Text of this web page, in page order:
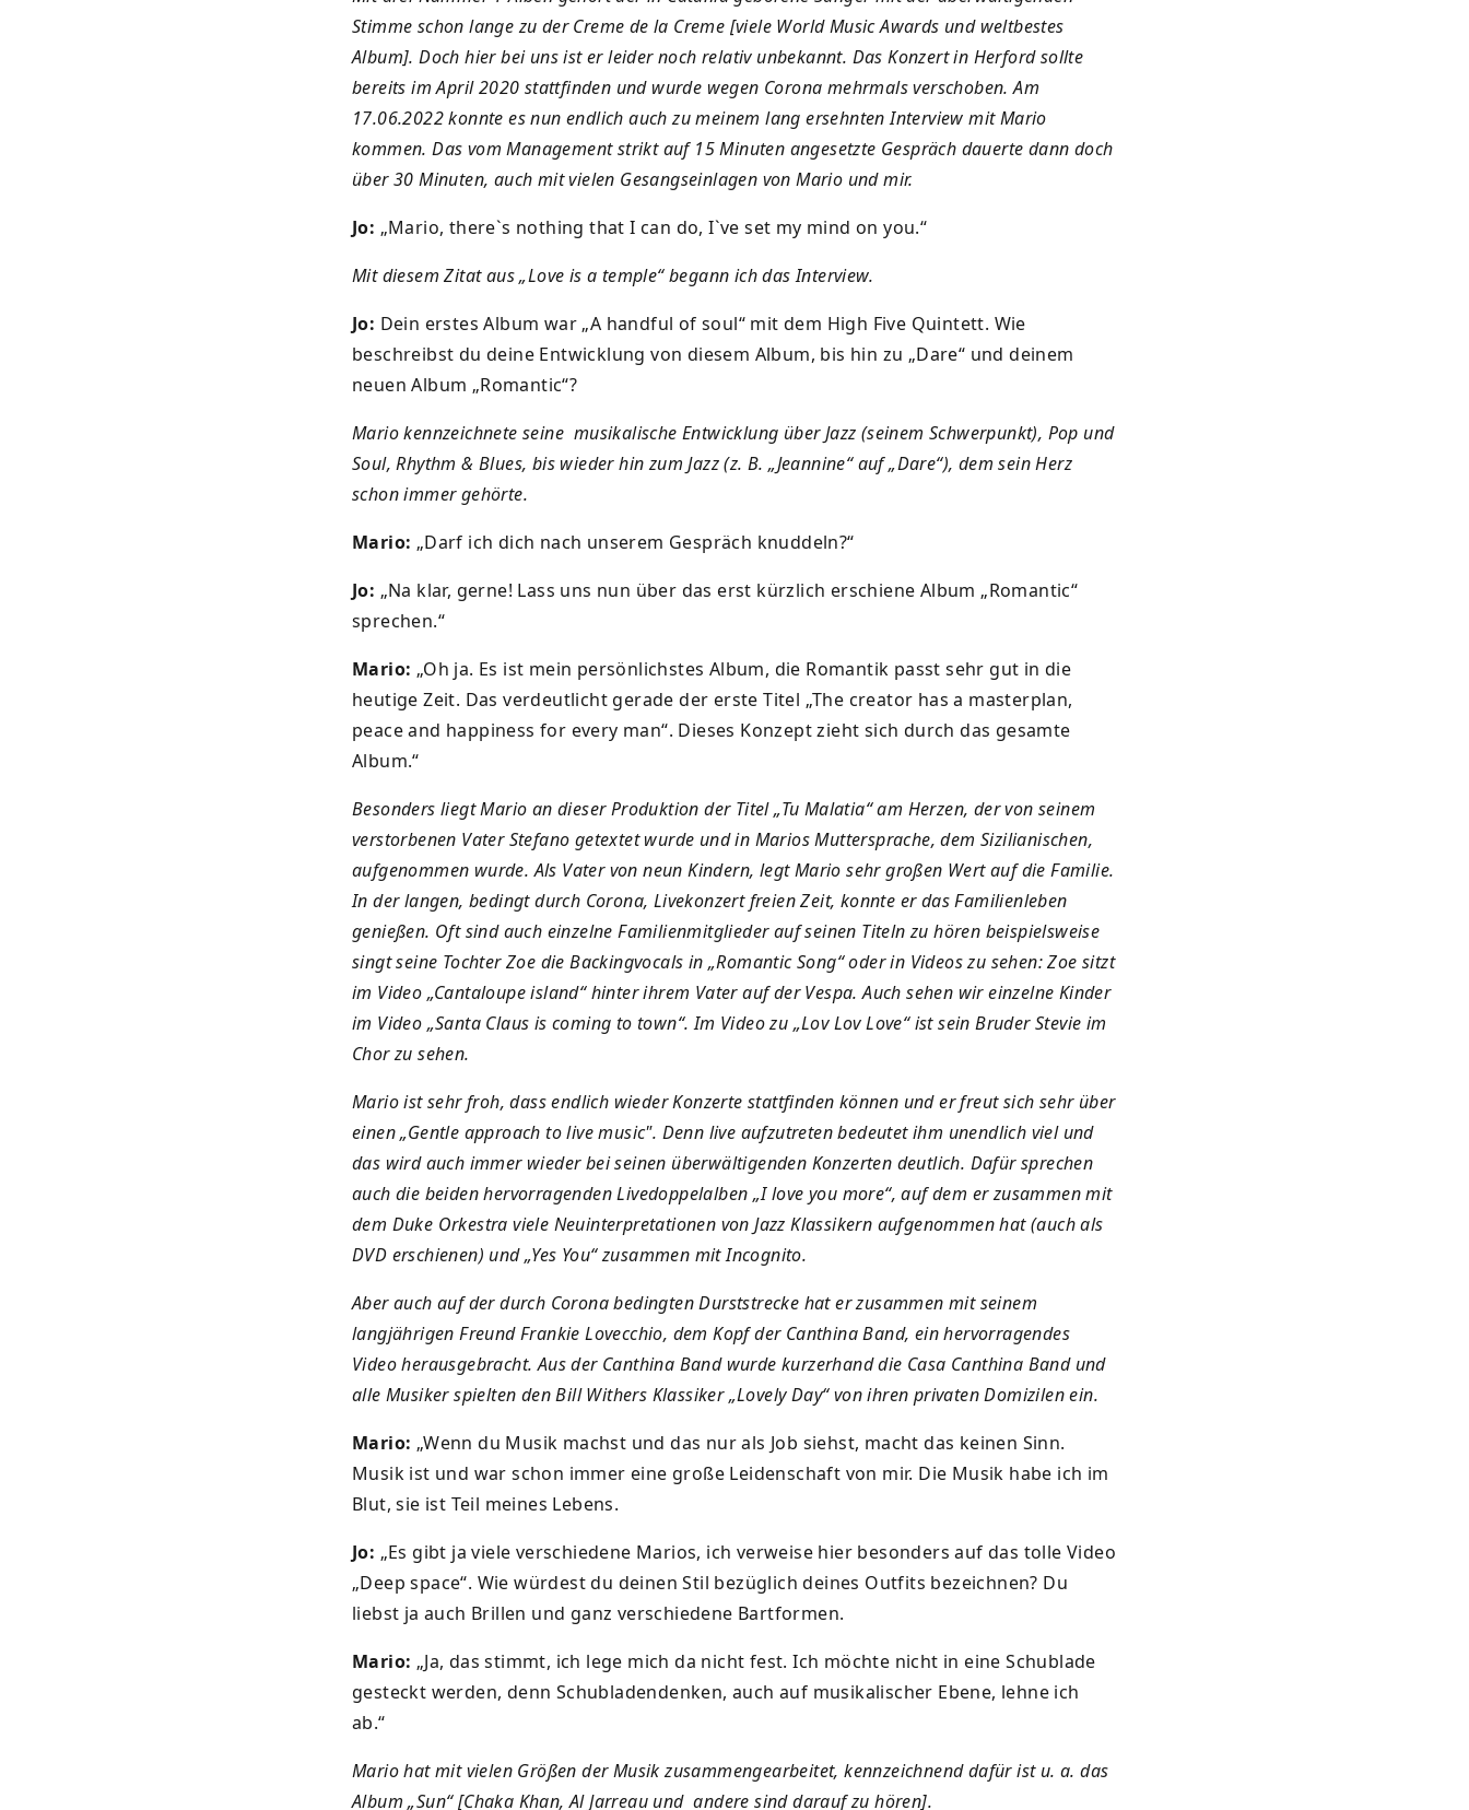
Stimme schon lange zu der Creme de la Creme [viele World Music Awards und weltbestes
Album]. Doch hier bei uns ist er leider noch relativ unbekannt. Das Konzert in Herford sollte
bereits im April 2020 stattfinden und wurde wegen Corona mehrmals verschoben. Am
17.06.2022 konnte es nun endlich auch zu meinem lang ersehnten Interview mit Mario
kommen. Das vom Management strikt auf 15 Minuten angesetzte Gespräch dauerte dann doch
über 30 Minuten, auch mit vielen Gesangseinlagen von Mario und mir.
Jo: „Mario, there`s nothing that I can do, I`ve set my mind on you.“
Mit diesem Zitat aus „Love is a temple“ begann ich das Interview.
Jo: Dein erstes Album war „A handful of soul“ mit dem High Five Quintett. Wie
beschreibst du deine Entwicklung von diesem Album, bis hin zu „Dare“ und deinem
neuen Album „Romantic“?
Mario kennzeichnete seine musikalische Entwicklung über Jazz (seinem Schwerpunkt), Pop und
Soul, Rhythm & Blues, bis wieder hin zum Jazz (z. B. „Jeannine“ auf „Dare“), dem sein Herz
schon immer gehörte.
Mario: „Darf ich dich nach unserem Gespräch knuddeln?“
Jo: „Na klar, gerne! Lass uns nun über das erst kürzlich erschiene Album „Romantic“
sprechen.“
Mario: „Oh ja. Es ist mein persönlichstes Album, die Romantik passt sehr gut in die
heutige Zeit. Das verdeutlicht gerade der erste Titel „The creator has a masterplan,
peace and happiness for every man“. Dieses Konzept zieht sich durch das gesamte
Album.“
Besonders liegt Mario an dieser Produktion der Titel „Tu Malatia“ am Herzen, der von seinem
verstorbenen Vater Stefano getextet wurde und in Marios Muttersprache, dem Sizilianischen,
aufgenommen wurde. Als Vater von neun Kindern, legt Mario sehr großen Wert auf die Familie.
In der langen, bedingt durch Corona, Livekonzert freien Zeit, konnte er das Familienleben
genießen. Oft sind auch einzelne Familienmitglieder auf seinen Titeln zu hören beispielsweise
singt seine Tochter Zoe die Backingvocals in „Romantic Song“ oder in Videos zu sehen: Zoe sitzt
im Video „Cantaloupe island“ hinter ihrem Vater auf der Vespa. Auch sehen wir einzelne Kinder
im Video „Santa Claus is coming to town“. Im Video zu „Lov Lov Love“ ist sein Bruder Stevie im
Chor zu sehen.
Mario ist sehr froh, dass endlich wieder Konzerte stattfinden können und er freut sich sehr über
einen „Gentle approach to live music". Denn live aufzutreten bedeutet ihm unendlich viel und
das wird auch immer wieder bei seinen überwältigenden Konzerten deutlich. Dafür sprechen
auch die beiden hervorragenden Livedoppelalben „I love you more“, auf dem er zusammen mit
dem Duke Orkestra viele Neuinterpretationen von Jazz Klassikern aufgenommen hat (auch als
DVD erschienen) und „Yes You“ zusammen mit Incognito.
Aber auch auf der durch Corona bedingten Durststrecke hat er zusammen mit seinem
langjährigen Freund Frankie Lovecchio, dem Kopf der Canthina Band, ein hervorragendes
Video herausgebracht. Aus der Canthina Band wurde kurzerhand die Casa Canthina Band und
alle Musiker spielten den Bill Withers Klassiker „Lovely Day“ von ihren privaten Domizilen ein.
Mario: „Wenn du Musik machst und das nur als Job siehst, macht das keinen Sinn.
Musik ist und war schon immer eine große Leidenschaft von mir. Die Musik habe ich im
Blut, sie ist Teil meines Lebens.
Jo: „Es gibt ja viele verschiedene Marios, ich verweise hier besonders auf das tolle Video
„Deep space“. Wie würdest du deinen Stil bezüglich deines Outfits bezeichnen? Du
liebst ja auch Brillen und ganz verschiedene Bartformen.
Mario: „Ja, das stimmt, ich lege mich da nicht fest. Ich möchte nicht in eine Schublade
gesteckt werden, denn Schubladendenken, auch auf musikalischer Ebene, lehne ich
ab.“
Mario hat mit vielen Größen der Musik zusammengearbeitet, kennzeichnend dafür ist u. a. das
Album „Sun“ [Chaka Khan, Al Jarreau und andere sind darauf zu hören].